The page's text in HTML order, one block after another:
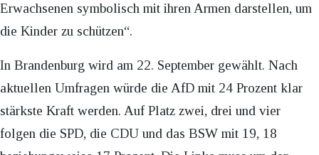
Erwachsenen symbolisch mit ihren Armen darstellen, um
die Kinder zu schützen“.
In Brandenburg wird am 22. September gewählt. Nach
aktuellen Umfragen würde die AfD mit 24 Prozent klar
stärkste Kraft werden. Auf Platz zwei, drei und vier
folgen die SPD, die CDU und das BSW mit 19, 18